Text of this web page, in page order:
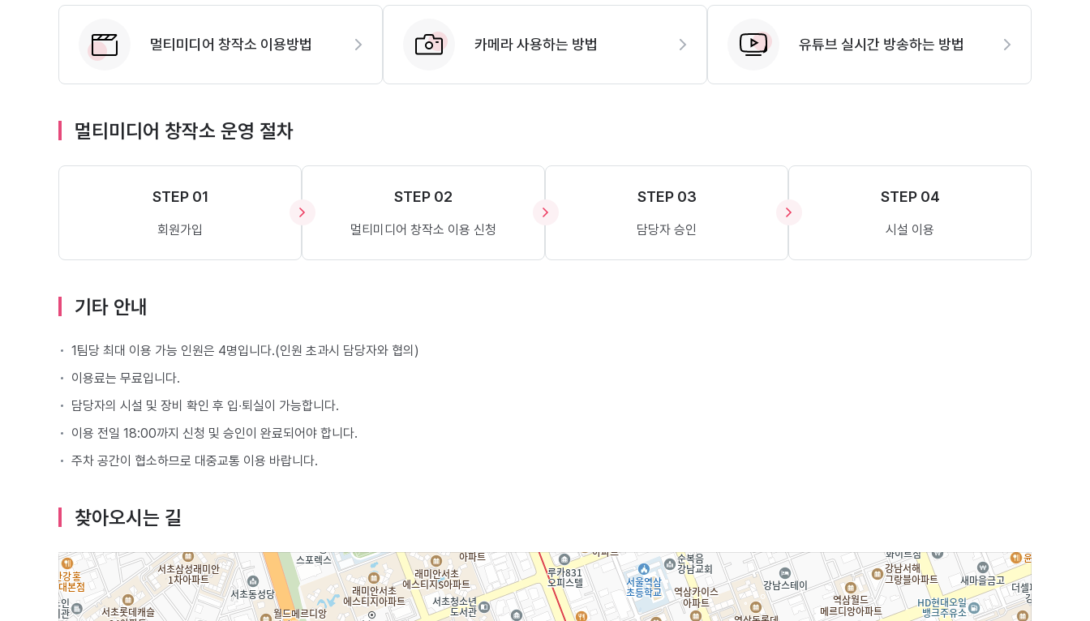
멀티미디어 창작소 이용방법 카메라 사용하는 방법 유튜브 실시간 방송하는 방법
멀티미디어 창작소 운영 절차
STEP 01
회원가입
STEP 02
멀티미디어 창작소 이용 신청
STEP 03
담당자 승인
STEP 04
시설 이용
기타 안내
1팀당 최대 이용 가능 인원은 4명입니다.(인원 초과시 담당자와 협의)
이용료는 무료입니다.
담당자의 시설 및 장비 확인 후 입∙퇴실이 가능합니다.
이용 전일 18:00까지 신청 및 승인이 완료되어야 합니다.
주차 공간이 협소하므로 대중교통 이용 바랍니다.
찾아오시는 길